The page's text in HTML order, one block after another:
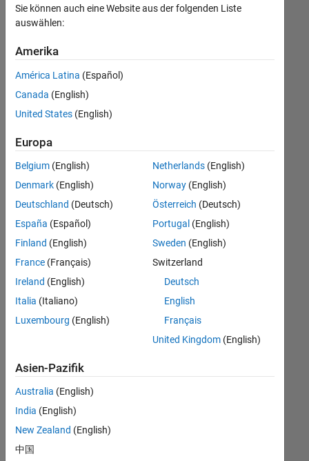
Customer Support
Sales Operations
Marketing Communications
Business Model Team
Finance and Operations
Büro- und Verwaltungsdienste
Derzeit
es
keine
offenen
Stellen,
Ihren
Suchkriterien
entsprechen.
können
die
Suchkriterien
weiter
fassen
oder
alle
Stellenangebote
anzeigen .
noch
keine
offenen
Stellen
können,
Sie können auch eine Website aus der folgenden Liste
auswählen:
Amerika
América Latina (Español)
Canada (English)
United States (English)
Europa
Belgium (English)
Denmark (English)
Deutschland (Deutsch)
España (Español)
Finland (English)
France (Français)
Ireland (English)
Italia (Italiano)
Luxembourg (English)
Netherlands(English)
Norway(English)
Österreich (Deutsch)
Portugal (English)
Sweden (English)
Switzerland
Deutsch
English
Français
United Kingdom(English)
Asien-Pazifik
Australia (English)
India (English)
New Zealand (English)
中国